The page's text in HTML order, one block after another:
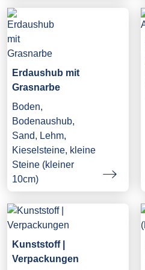
Erdaushub mit
Grasnarbe
Boden,
Bodenaushub,
Sand, Lehm,
Kieselsteine, kleine
Steine (kleiner
10cm)
Kunststoff |
Verpackungen